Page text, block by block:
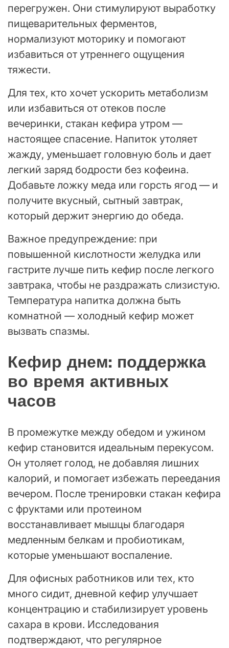
перегружен. Они стимулируют выработку
пищеварительных ферментов,
нормализуют моторику и помогают
избавиться от утреннего ощущения
тяжести.
Для тех, кто хочет ускорить метаболизм
или избавиться от отеков после
вечеринки, стакан кефира утром —
настоящее спасение. Напиток утоляет
жажду, уменьшает головную боль и дает
легкий заряд бодрости без кофеина.
Добавьте ложку меда или горсть ягод — и
получите вкусный, сытный завтрак,
который держит энергию до обеда.
Важное предупреждение: при
повышенной кислотности желудка или
гастрите лучше пить кефир после легкого
завтрака, чтобы не раздражать слизистую.
Температура напитка должна быть
комнатной — холодный кефир может
вызвать спазмы.
Кефир днем: поддержка
во время активных
часов
В промежутке между обедом и ужином
кефир становится идеальным перекусом.
Он утоляет голод, не добавляя лишних
калорий, и помогает избежать переедания
вечером. После тренировки стакан кефира
с фруктами или протеином
восстанавливает мышцы благодаря
медленным белкам и пробиотикам,
которые уменьшают воспаление.
Для офисных работников или тех, кто
много сидит, дневной кефир улучшает
концентрацию и стабилизирует уровень
сахара в крови. Исследования
подтверждают, что регулярное